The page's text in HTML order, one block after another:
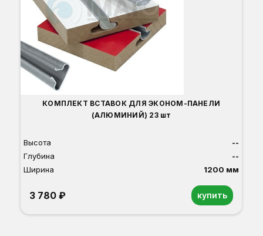
КОМПЛЕКТ ВСТАВОК ДЛЯ ЭКОНОМ-ПАНЕЛИ
(АЛЮМИНИЙ) 23 шт
Высота
--
Глубина
--
Ширина
1200 мм
3 780 ₽ купить